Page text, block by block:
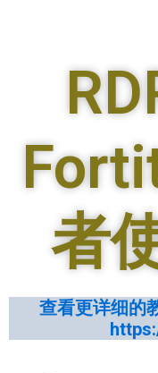
者
查看更详细的